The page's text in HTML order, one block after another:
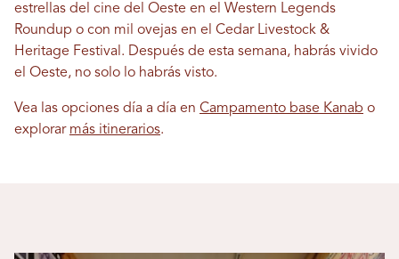
estrellas del cine del Oeste en el Western Legends
Roundup o con mil ovejas en el Cedar Livestock &
Heritage Festival. Después de esta semana, habrás vivido
el Oeste, no solo lo habrás visto.
Vea las opciones día a día en Campamento base Kanab o
explorar más itinerarios.